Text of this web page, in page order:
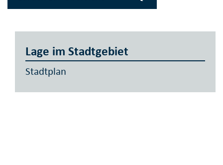
Lage im Stadtgebiet
Stadtplan